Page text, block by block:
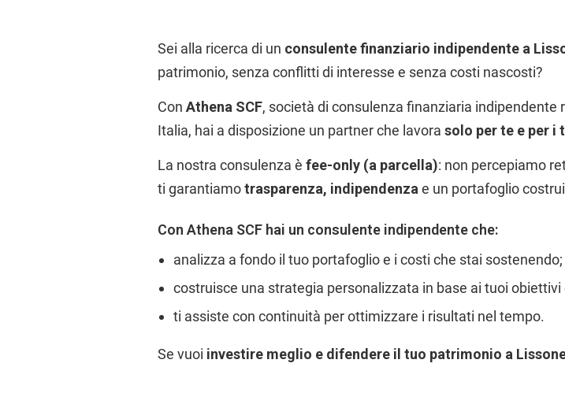
Sei alla ricerca di un consulente finanziario indipendente a
patrimonio, senza conflitti di interesse e senza costi nascosti?
Con Athena SCF, società di consulenza finanziaria indipendente
Italia, hai a disposizione un partner che lavora solo per te e per i
La nostra consulenza è fee-only (a parcella): non percepiamo
ti garantiamotrasparenza, indipendenza e un portafoglio
Con Athena SCF hai un consulente indipendente che:
analizza a fondo il tuo portafoglio e i costi che stai sostenendo;
costruisce una strategia personalizzata in base ai tuoi obiettivi
ti assiste con continuità per ottimizzare i risultati nel tempo.
Se vuoi investire meglio e difendere il tuo patrimonio a